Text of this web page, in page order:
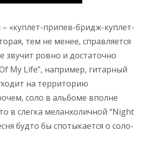
«куплет-припев-бридж-куплет-
тем не менее, справляется
звучит ровно и достаточно
My Life”, например, гитарный
на территорию
соло в альбоме вполне
в слегка меланхоличной “Night
будто бы спотыкается о соло-